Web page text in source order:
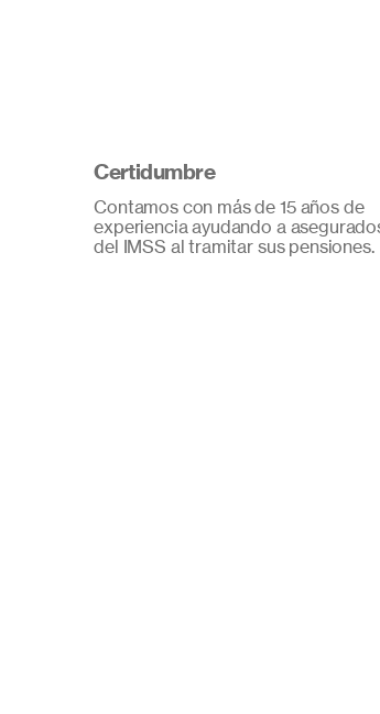
Certidumbre
Contamos con más de 15 años de
experiencia ayudando a
del IMSS al tramitar sus pensiones.